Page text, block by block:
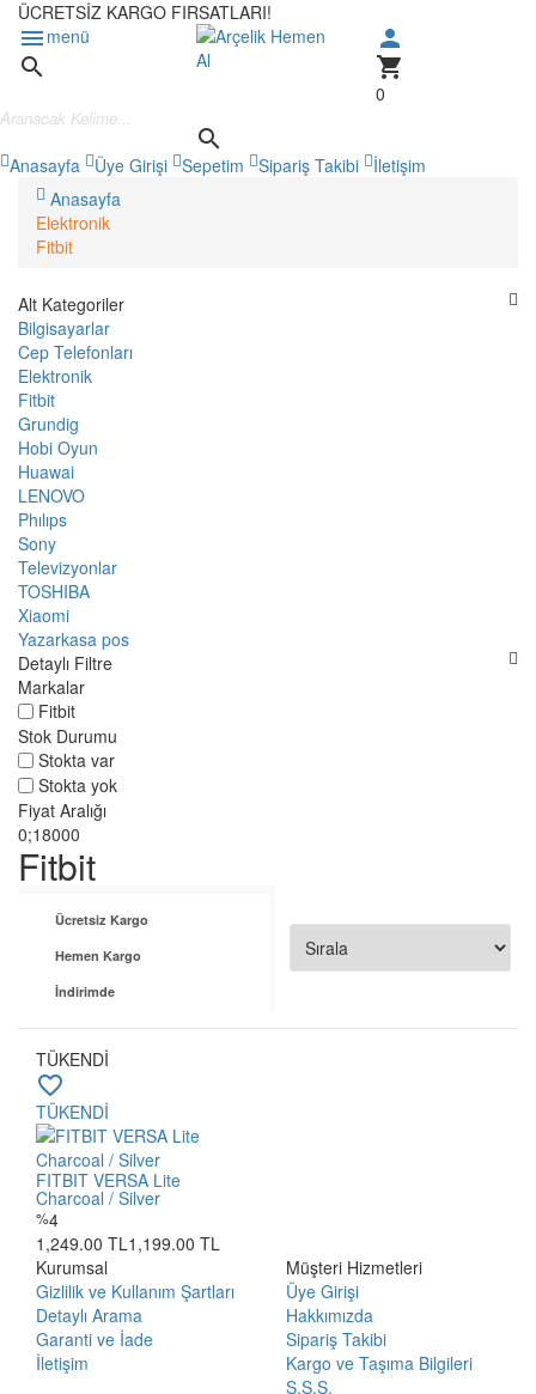
ÜCRETSİZ KARGO FIRSATLARI!
menu menü
search
person
shopping_cart
0
search
Anasayfa Üye Girişi Sepetim Sipariş Takibi
İletişim
Anasayfa
Elektronik
Fitbit
Alt Kategoriler
Bilgisayarlar
Cep Telefonları
Elektronik
Fitbit
Grundig
Hobi Oyun
Huawai
LENOVO
Phılıps
Sony
Televizyonlar
TOSHIBA
Xiaomi
Yazarkasa pos
Detaylı Filtre
Markalar
Fitbit
Stok Durumu
Stokta var
Stokta yok
Fiyat Aralığı
Fitbit
Ücretsiz Kargo
Hemen Kargo
İndirimde
TÜKENDİ
favorite_border
TÜKENDİ
FITBIT VERSA Lite
Charcoal / Silver
%4
1,249.00 TL1,199.00 TL
Kurumsal
Gizlilik ve Kullanım Şartları
Detaylı Arama
Garanti ve İade
İletişim
Müşteri Hizmetleri
Üye Girişi
Hakkımızda
Sipariş Takibi
Kargo ve Taşıma Bilgileri
S.S.S.